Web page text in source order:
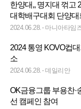
한양대,, 명지대 꺾고
대학배구대회 단양대
2024.06.28. 마니아타임
2024 통영 KOVO컵
소
2024.06.28. 데일리안
OK금융그룹 부용찬·
선 캠페인 참여